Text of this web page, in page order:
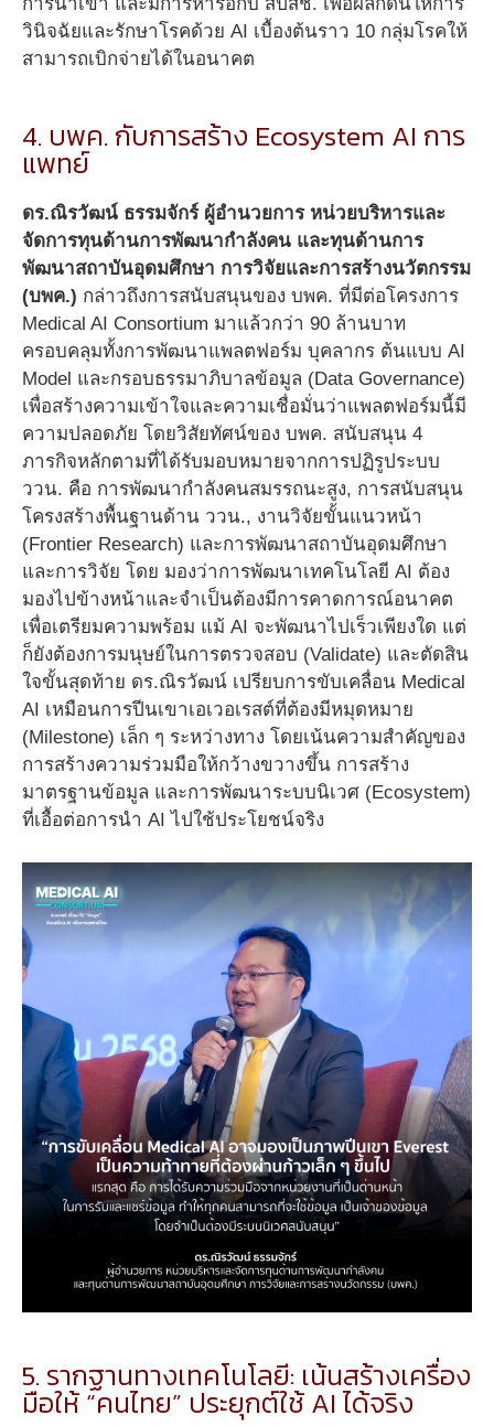
วินิจฉัยและรักษาโรคด้วย AI เบื้องต้นราว 10 กลุ่มโรคให้
สามารถเบิกจ่ายได้ในอนาคต
4. บพค. กับการสร้าง Ecosystem AI การ
แพทย์
ดร.ณิรวัฒน์ ธรรมจักร์ ผู้อำนวยการ หน่วยบริหารและ
จัดการทุนด้านการพัฒนากำลังคน และทุนด้านการ
พัฒนาสถาบันอุดมศึกษา การวิจัยและการสร้างนวัตกรรม
(บพค.) กล่าวถึงการสนับสนุนของ บพค. ที่มีต่อโครงการ
Medical AI Consortium มาแล้วกว่า 90 ล้านบาท
ครอบคลุมทั้งการพัฒนาแพลตฟอร์ม บุคลากร ต้นแบบ AI
Model และกรอบธรรมาภิบาลข้อมูล (Data Governance)
เพื่อสร้างความเข้าใจและความเชื่อมั่นว่าแพลตฟอร์มนี้มี
ความปลอดภัย โดยวิสัยทัศน์ของ บพค. สนับสนุน 4
ภารกิจหลักตามที่ได้รับมอบหมายจากการปฏิรูประบบ
ววน. คือ การพัฒนากำลังคนสมรรถนะสูง, การสนับสนุน
โครงสร้างพื้นฐานด้าน ววน., งานวิจัยขั้นแนวหน้า
(Frontier Research) และการพัฒนาสถาบันอุดมศึกษา
และการวิจัย โดย มองว่าการพัฒนาเทคโนโลยี AI ต้อง
มองไปข้างหน้าและจำเป็นต้องมีการคาดการณ์อนาคต
เพื่อเตรียมความพร้อม แม้ AI จะพัฒนาไปเร็วเพียงใด แต่
ก็ยังต้องการมนุษย์ในการตรวจสอบ (Validate) และตัดสิน
ใจขั้นสุดท้าย ดร.ณิรวัฒน์ เปรียบการขับเคลื่อน Medical
AI เหมือนการปีนเขาเอเวอเรสต์ที่ต้องมีหมุดหมาย
(Milestone) เล็ก ๆ ระหว่างทาง โดยเน้นความสำคัญของ
การสร้างความร่วมมือให้กว้างขวางขึ้น การสร้าง
มาตรฐานข้อมูล และการพัฒนาระบบนิเวศ (Ecosystem)
ที่เอื้อต่อการนำ AI ไปใช้ประโยชน์จริง
5. รากฐานทางเทคโนโลยี: เน้นสร้างเครื่อง
มือให้ “คนไทย” ประยุกต์ใช้ AI ได้จริง